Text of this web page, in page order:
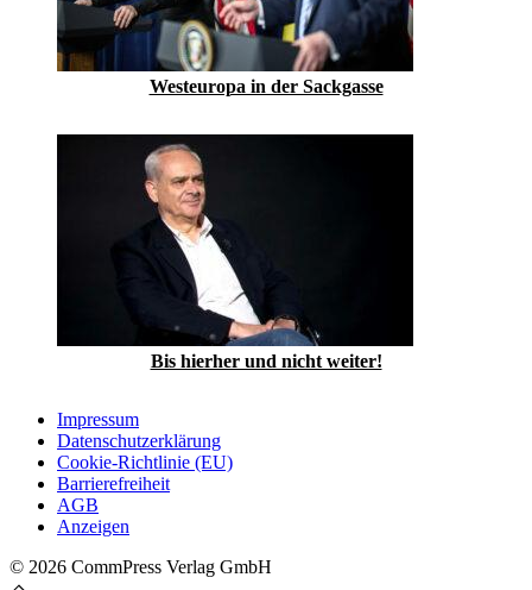
Westeuropa in der Sackgasse
Bis hierher und nicht weiter!
Impressum
Datenschutzerklärung
Cookie-Richtlinie (EU)
Barrierefreiheit
AGB
Anzeigen
© 2026 CommPress Verlag GmbH